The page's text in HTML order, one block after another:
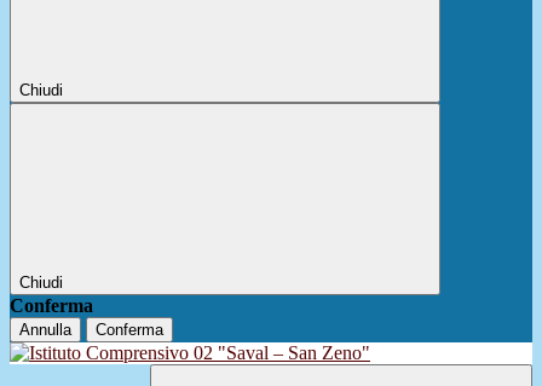
Chiudi
Chiudi
Conferma
Annulla Conferma